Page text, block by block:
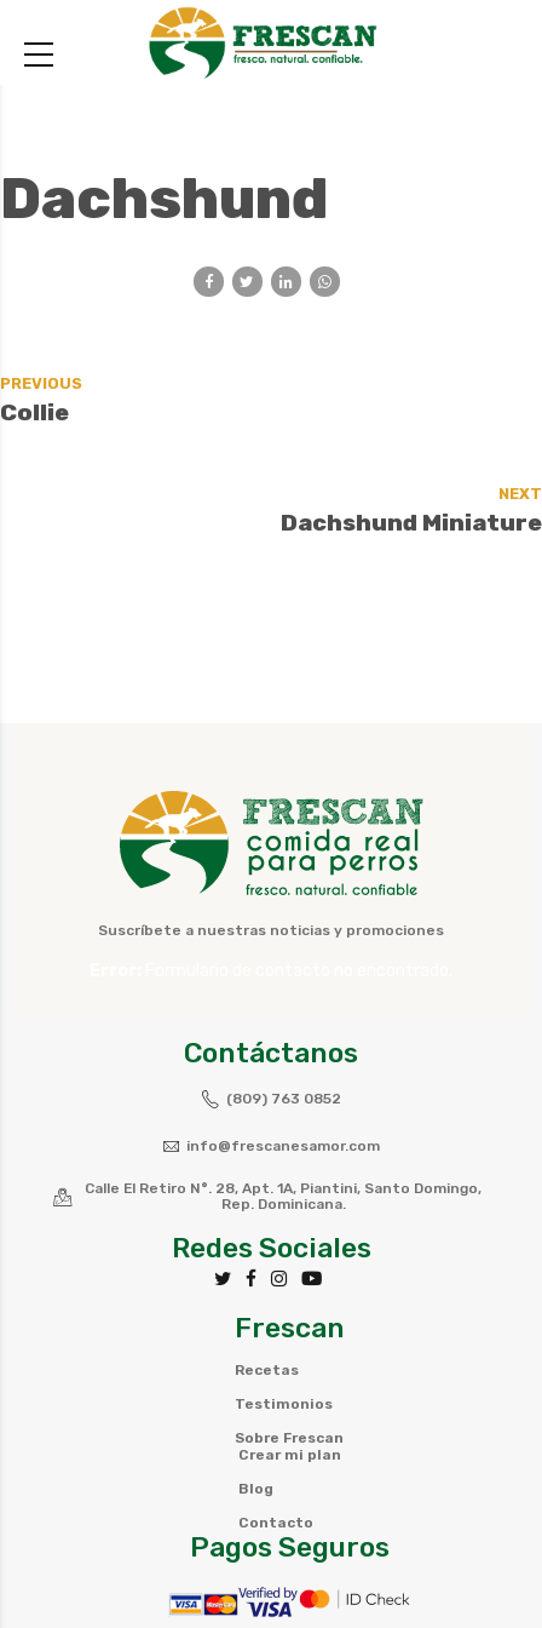
Dachshund
PREVIOUS
Collie
NEXT
Dachshund Miniature
Suscríbete a nuestras noticias y promociones
Contáctanos
(809) 763 0852
info@frescanesamor.com
Calle El Retiro N°. 28, Apt. 1A, Piantini, Santo Domingo,
Rep. Dominicana.
Redes Sociales
Frescan
Recetas
Testimonios
Sobre Frescan
Crear mi plan
Blog
Contacto
Pagos Seguros